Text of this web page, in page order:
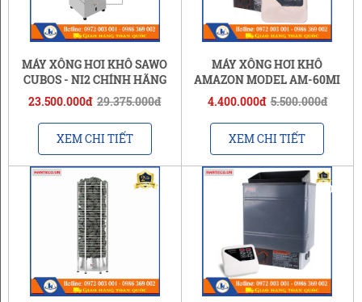
MÁY XÔNG HƠI KHÔ SAWO
CUBOS - NI2 CHÍNH HÃNG
(Bảng Điều Khiển Điện Tử)
23.500.000đ 29.375.000đ
XEM CHI TIẾT
MÁY XÔNG HƠI KHÔ
AMAZON MODEL AM-60MI
(6 KW)
4.400.000đ 5.500.000đ
XEM CHI TIẾT
-20%